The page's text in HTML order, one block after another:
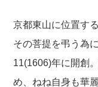
京都東山に位置す
その菩提を弔う為
11(1606)年に開創
め、ねね自身も華